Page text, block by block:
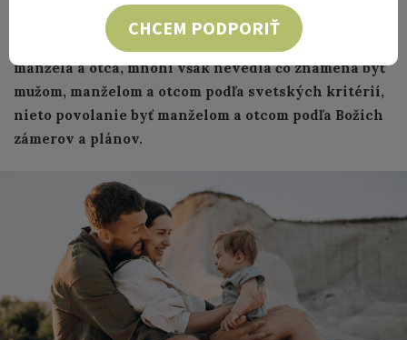
celospoločenského problému. Napriek tomu Boh
naďalej pozýva mužov k svätým povolaniam –
manžela a otca, mnohí však nevedia čo znamená byť
mužom, manželom a otcom podľa svetských kritérií,
nieto povolanie byť manželom a otcom podľa Božích
zámerov a plánov.
CHCEM PODPORIŤ